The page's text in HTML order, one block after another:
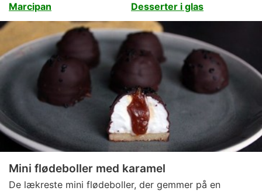
Marcipan
Desserter i glas
Mini flødeboller med karamel
De lækreste mini flødeboller, der gemmer på en